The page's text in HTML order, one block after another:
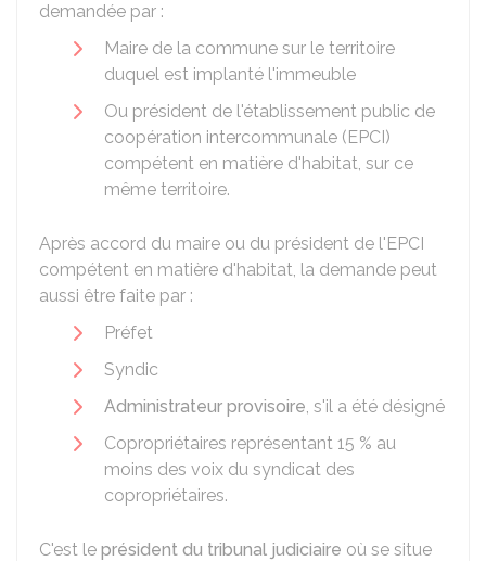
demandée par :
Maire de la commune sur le territoire
duquel est implanté l'immeuble
Ou président de l'établissement public de
coopération intercommunale (EPCI)
compétent en matière d'habitat, sur ce
même territoire.
Après accord du maire ou du président de l'EPCI
compétent en matière d'habitat, la demande peut
aussi être faite par :
Préfet
Syndic
Administrateur provisoire, s'il a été désigné
Copropriétaires représentant 15 % au
moins des voix du syndicat des
copropriétaires.
C'est le président du tribunal judiciaire où se situe